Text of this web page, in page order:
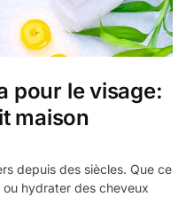
pour le visage:
maison
depuis des siècles. Que ce
hydrater des cheveux